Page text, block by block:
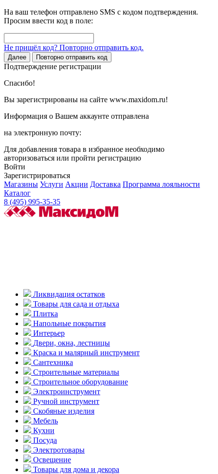
На ваш телефон отправлено SMS с кодом подтверждения.
Просим ввести код в поле:
Не пришёл код? Повторно отправить код.
Далее Повторно отправить код
Подтверждение регистрации
Спасибо!
Вы зарегистрированы на сайте www.maxidom.ru!
Информация о Вашем аккаунте отправлена
на электронную почту:
Для добавления товара в избранное необходимо
авторизоваться или пройти регистрацию
Войти
Зарегистрироваться
Магазины Услуги Акции Доставка Программа лояльности
Каталог
8 (495) 995-35-35
Ликвидация остатков
Товары для сада и отдыха
Плитка
Напольные покрытия
Интерьер
Двери, окна, лестницы
Краска и малярный инструмент
Сантехника
Строительные материалы
Строительное оборудование
Электроинструмент
Ручной инструмент
Скобяные изделия
Мебель
Кухни
Посуда
Электротовары
Освещение
Товары для дома и декора